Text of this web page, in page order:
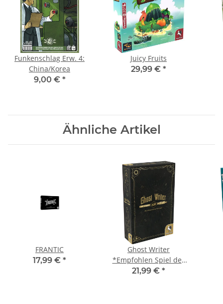
Funkenschlag Erw. 4:
China/Korea
9,00 € *
Juicy Fruits
29,99 € *
Ähnliche Artikel
FRANTIC
17,99 € *
Ghost Writer
*Empfohlen Spiel des
Jahres 2024*
21,99 € *